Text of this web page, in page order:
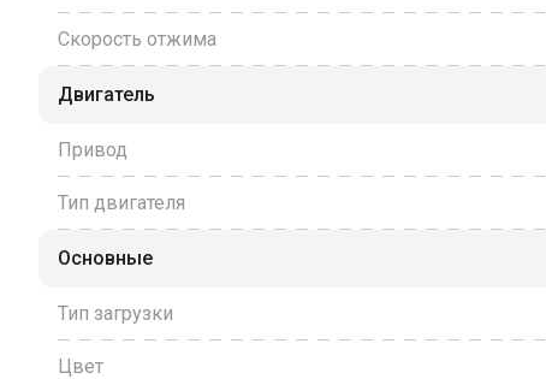
Скорость отжима
Двигатель
Привод
Тип двигателя
Основные
Тип загрузки
Цвет